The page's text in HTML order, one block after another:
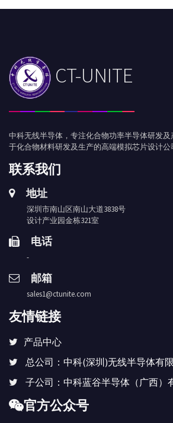
CT-UNITE
中科无线半导体，专注化合物功率半导体研发
于化合物材料研发及生产的高端模拟芯片设计公
联系我们
地址
深圳市南山区南山大道3838号
设计产业园金栋321室
电话
-
邮箱
sales1@ctunite.com
友情链接
产品中心
总公司：中科(深圳)无线半导体有
子公司：中科蓝谷半导体（广西）
官方公众号